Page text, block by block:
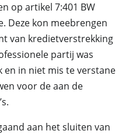
op artikel 7:401 BW
Deze kon meebrengen
van kredietverstrekking
partij was
en in niet mis te verstane
voor de aan de
aan het sluiten van